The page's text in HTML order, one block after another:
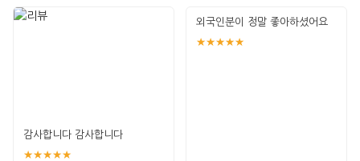
감사합니다 감사합니다
★★★★★
외국인분이 정말 좋아하셨어요
★★★★★